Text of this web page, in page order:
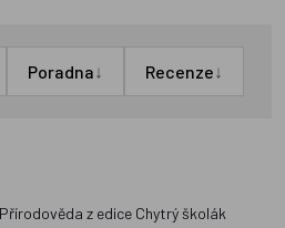
Poradna↓ Recenze↓
z edice Chytrý školák